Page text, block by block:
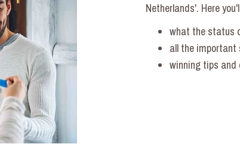
Netherlands'. Here
what the status
all the important
winning tips